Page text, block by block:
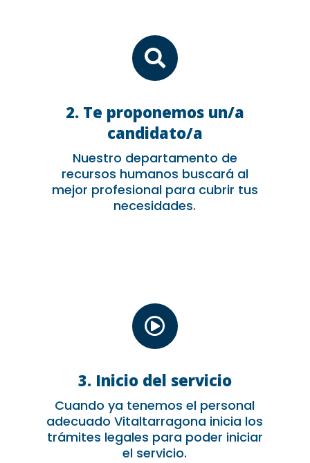

2. Te proponemos un/a
candidato/a
Nuestro departamento de
recursos humanos buscará al
mejor profesional para cubrir tus
necesidades.

3. Inicio del servicio
Cuando ya tenemos el personal
adecuado Vitaltarragona inicia los
trámites legales para poder iniciar
el servicio.